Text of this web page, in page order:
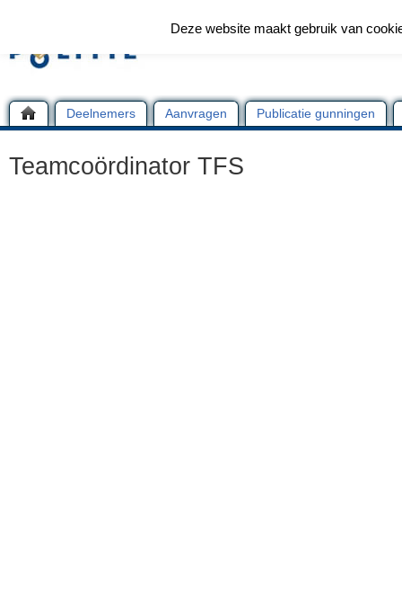
Deelnemers Aanvragen Publicatie gunningen
Teamcoördinator TFS
Deze website maakt gebruik van